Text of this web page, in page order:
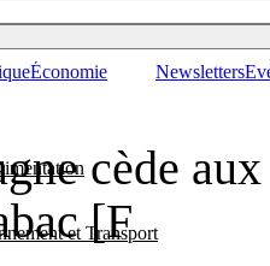
et Transport
Économie Newsletters
cède
[F